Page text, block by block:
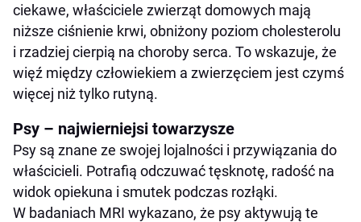
ciekawe, właściciele zwierząt domowych mają
niższe ciśnienie krwi, obniżony poziom cholesterolu
i rzadziej cierpią na choroby serca. To wskazuje, że
więź między człowiekiem a zwierzęciem jest czymś
więcej niż tylko rutyną.
Psy – najwierniejsi towarzysze
Psy są znane ze swojej lojalności i przywiązania do
właścicieli. Potrafią odczuwać tęsknotę, radość na
widok opiekuna i smutek podczas rozłąki.
W badaniach MRI wykazano, że psy aktywują te